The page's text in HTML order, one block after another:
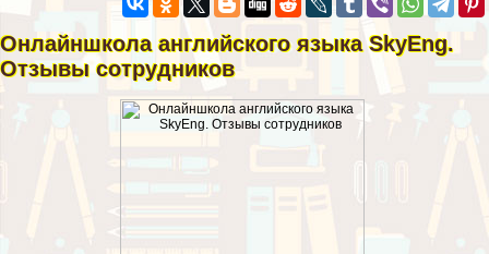
Онлайншкола английского языка SkyEng.
Отзывы сотрудников